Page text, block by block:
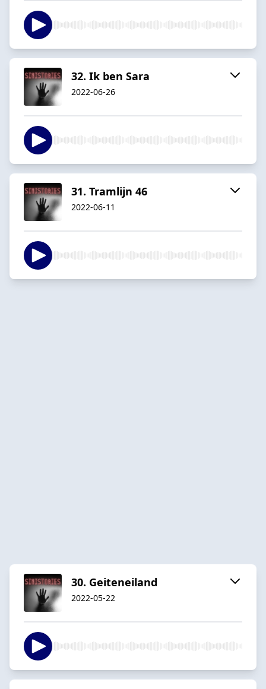
32. Ik ben Sara
2022-06-26
31. Tramlijn 46
2022-06-11
30. Geiteneiland
2022-05-22